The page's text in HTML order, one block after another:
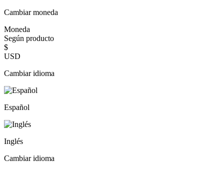
Cambiar moneda
Moneda
Según producto
$
USD
Cambiar idioma
Español
Inglés
Cambiar idioma